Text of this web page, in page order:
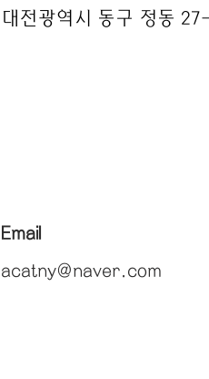
대전광역시 동구 정동
Email
acatny@naver.com